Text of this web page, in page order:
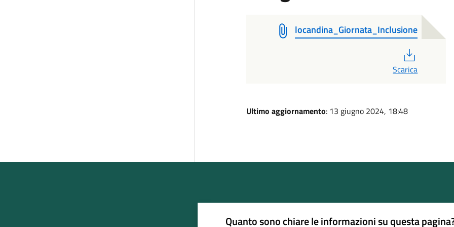
locandina_Giornata_Inclusione
Scarica
Ultimo aggiornamento: 13 giugno 2024, 18:48
Quanto sono chiare le informazioni su questa